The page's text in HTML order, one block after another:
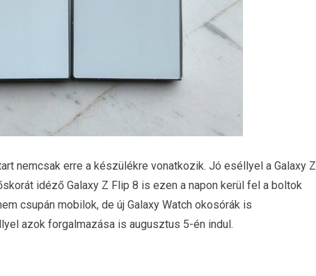
nemcsak erre a készülékre vonatkozik. Jó eséllyel a Galaxy Z
idéző Galaxy Z Flip 8 is ezen a napon kerül fel a boltok
csupán mobilok, de új Galaxy Watch okosórák is
azok forgalmazása is augusztus 5-én indul.